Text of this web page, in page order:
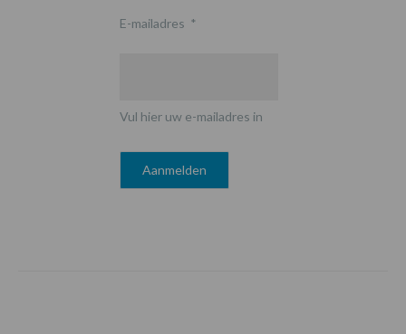
E-mailadres *
Vul hier uw e-mailadres in